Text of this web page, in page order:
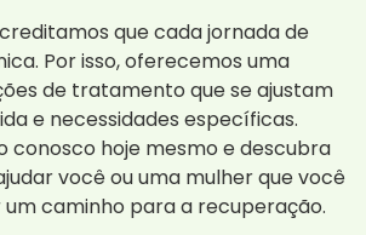
que cada jornada de
Por isso, oferecemos uma
de tratamento que se ajustam
e necessidades específicas.
conosco hoje mesmo e descubra
você ou uma mulher que você
caminho para a recuperação.